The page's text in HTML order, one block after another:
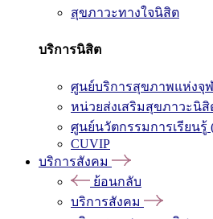
สุขภาวะทางใจนิสิต
บริการนิสิต
ศูนย์บริการสุขภาพแห่งจุ
หน่วยส่งเสริมสุขภาวะนิสิ
ศูนย์นวัตกรรมการเรียนรู้
CUVIP
บริการสังคม
ย้อนกลับ
บริการสังคม